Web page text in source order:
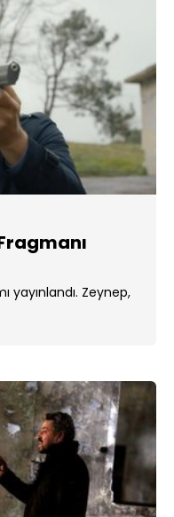
yayınlandı. Zeynep,